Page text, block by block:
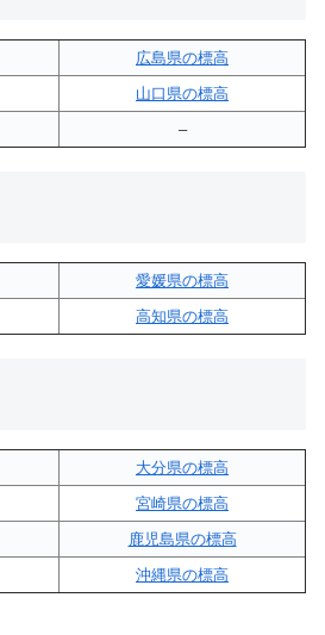
広島県の標高
山口県の標高
–
愛媛県の標高
高知県の標高
大分県の標高
宮崎県の標高
鹿児島県の標高
沖縄県の標高